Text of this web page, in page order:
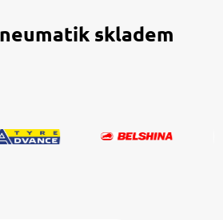
skladem